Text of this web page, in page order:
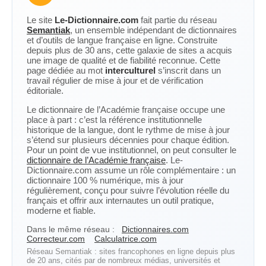
Le site Le-Dictionnaire.com fait partie du réseau
Semantiak, un ensemble indépendant de dictionnaires
et d’outils de langue française en ligne. Construite
depuis plus de 30 ans, cette galaxie de sites a acquis
une image de qualité et de fiabilité reconnue. Cette
page dédiée au mot interculturel s’inscrit dans un
travail régulier de mise à jour et de vérification
éditoriale.
Le dictionnaire de l’Académie française occupe une
place à part : c’est la référence institutionnelle
historique de la langue, dont le rythme de mise à jour
s’étend sur plusieurs décennies pour chaque édition.
Pour un point de vue institutionnel, on peut consulter le
dictionnaire de l’Académie française. Le-
Dictionnaire.com assume un rôle complémentaire : un
dictionnaire 100 % numérique, mis à jour
régulièrement, conçu pour suivre l’évolution réelle du
français et offrir aux internautes un outil pratique,
moderne et fiable.
Dans le même réseau :
Dictionnaires.com
Correcteur.com
Calculatrice.com
Réseau Semantiak : sites francophones en ligne depuis plus
de 20 ans, cités par de nombreux médias, universités et